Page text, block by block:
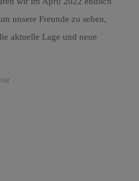
unsere Freunde zu sehen,
aktuelle Lage und neue